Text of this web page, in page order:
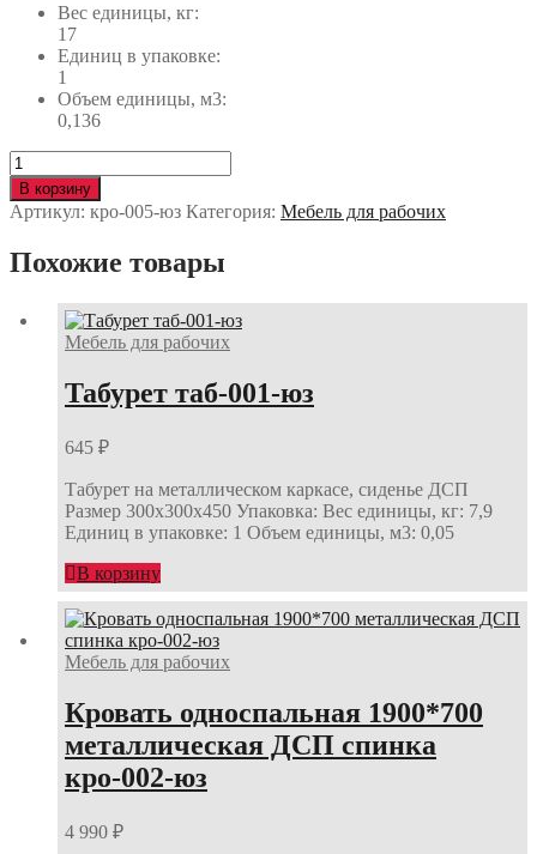
Вес единицы, кг:
17
Единиц в упаковке:
1
Объем единицы, м3:
0,136
Количество
Кровать
односпальная
сварная
кро-005-
В корзину
Артикул: кро-005-юз Категория: Мебель для рабочих
Похожие товары
Мебель для рабочих
Табурет таб-001-юз
645 ₽
Табурет на металлическом каркасе, сиденье ДСП
Размер 300х300х450 Упаковка: Вес единицы, кг: 7,9
Единиц в упаковке: 1 Объем единицы, м3: 0,05
В корзину
Мебель для рабочих
Кровать односпальная 1900*700
металлическая ДСП спинка
кро-002-юз
4 990 ₽